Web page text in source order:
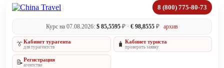
8 (800) 775-80-73
Курс на 07.08.2026: $ 85,5595 ₽ · € 98,8555 ₽ архив
👔Кабинет турагента
для турагентств 🧳 Кабинет туриста
проверить заявку
📝Регистрация
агентство